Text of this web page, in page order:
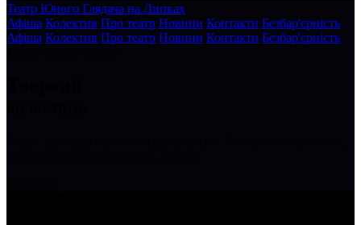
Театр Юного Глядача на Липках
Афіша Колектив Про театр Новини Контакти Безбар'єрність
Афіша Колектив Про театр Новини Контакти Безбар'єрність